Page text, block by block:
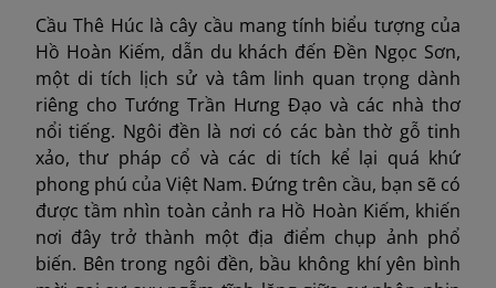
Cầu Thê Húc là cây cầu mang tính biểu tượng của
Hồ Hoàn Kiếm, dẫn du khách đến Đền Ngọc Sơn,
một di tích lịch sử và tâm linh quan trọng dành
riêng cho Tướng Trần Hưng Đạo và các nhà thơ
nổi tiếng. Ngôi đền là nơi có các bàn thờ gỗ tinh
xảo, thư pháp cổ và các di tích kể lại quá khứ
phong phú của Việt Nam. Đứng trên cầu, bạn sẽ có
được tầm nhìn toàn cảnh ra Hồ Hoàn Kiếm, khiến
nơi đây trở thành một địa điểm chụp ảnh phổ
biến. Bên trong ngôi đền, bầu không khí yên bình